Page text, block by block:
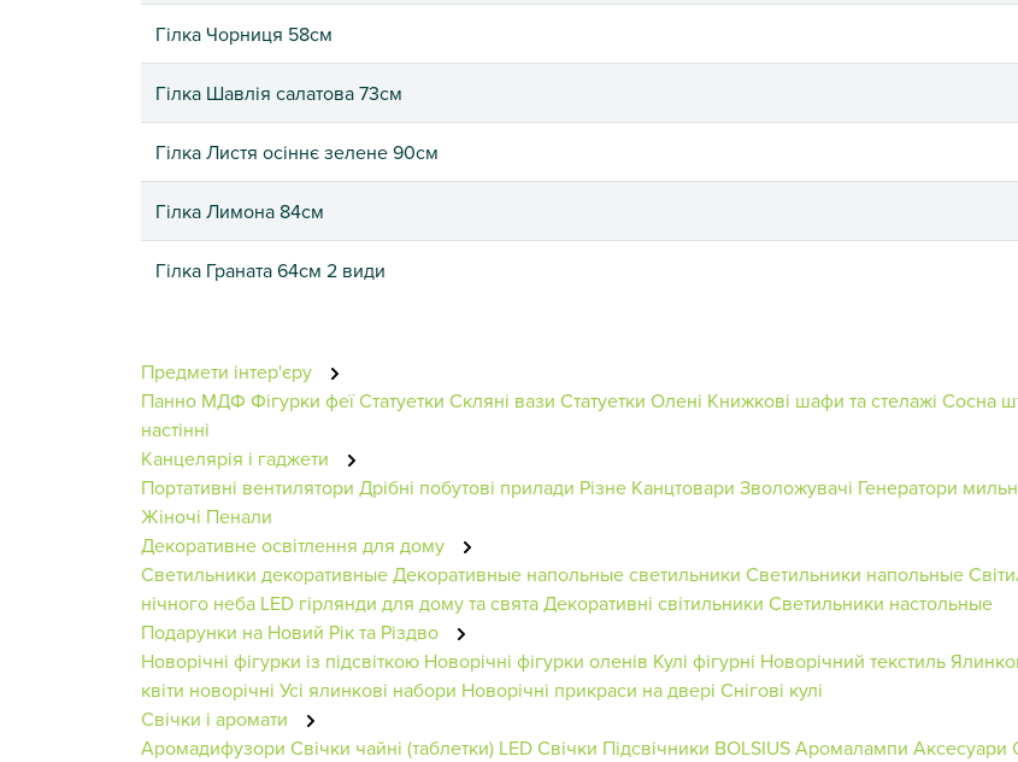
Гілка Чорниця 58см
Гілка Шавлія салатова 73см
Гілка Листя осіннє зелене 90см
Гілка Лимона 84см
Гілка Граната 64см 2 види
Предмети інтер'єру
Панно МДФ Фігурки феїСтатуетки Скляні вази Статуетки Олені Книжкові шафи та стелажі Сосна
настінні
Канцелярія і гаджети
Портативні вентилятори Дрібні побутові прилади Різне Канцтовари Зволожувачі Генератори
Жіночі Пенали
Декоративне освітлення для дому
Светильники декоративныеДекоративные напольные светильники Светильники напольные
нічного неба LED гірлянди для дому та святаДекоративні світильники Светильники настольные
Подарунки на Новий Рік та Різдво
Новорічні фігурки із підсвіткою Новорічні фігурки оленів Кулі фігурні Новорічний текстиль
квіти новорічні Усі ялинкові набори Новорічні прикраси на двері Снігові кулі
Свічки і аромати
Аромадифузори Свічки чайні (таблетки) LED Свічки Підсвічники BOLSIUSАромалампи Аксесуари